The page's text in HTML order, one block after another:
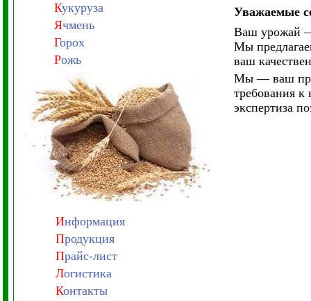
Кукуруза
Ячмень
Горох
Рожь
Информация
Продукция
Прайс-лист
Логистика
Контакты
Уважаемые
Ваш урожай
Мы
ваш
Мы — ваш
требования
экспертиза